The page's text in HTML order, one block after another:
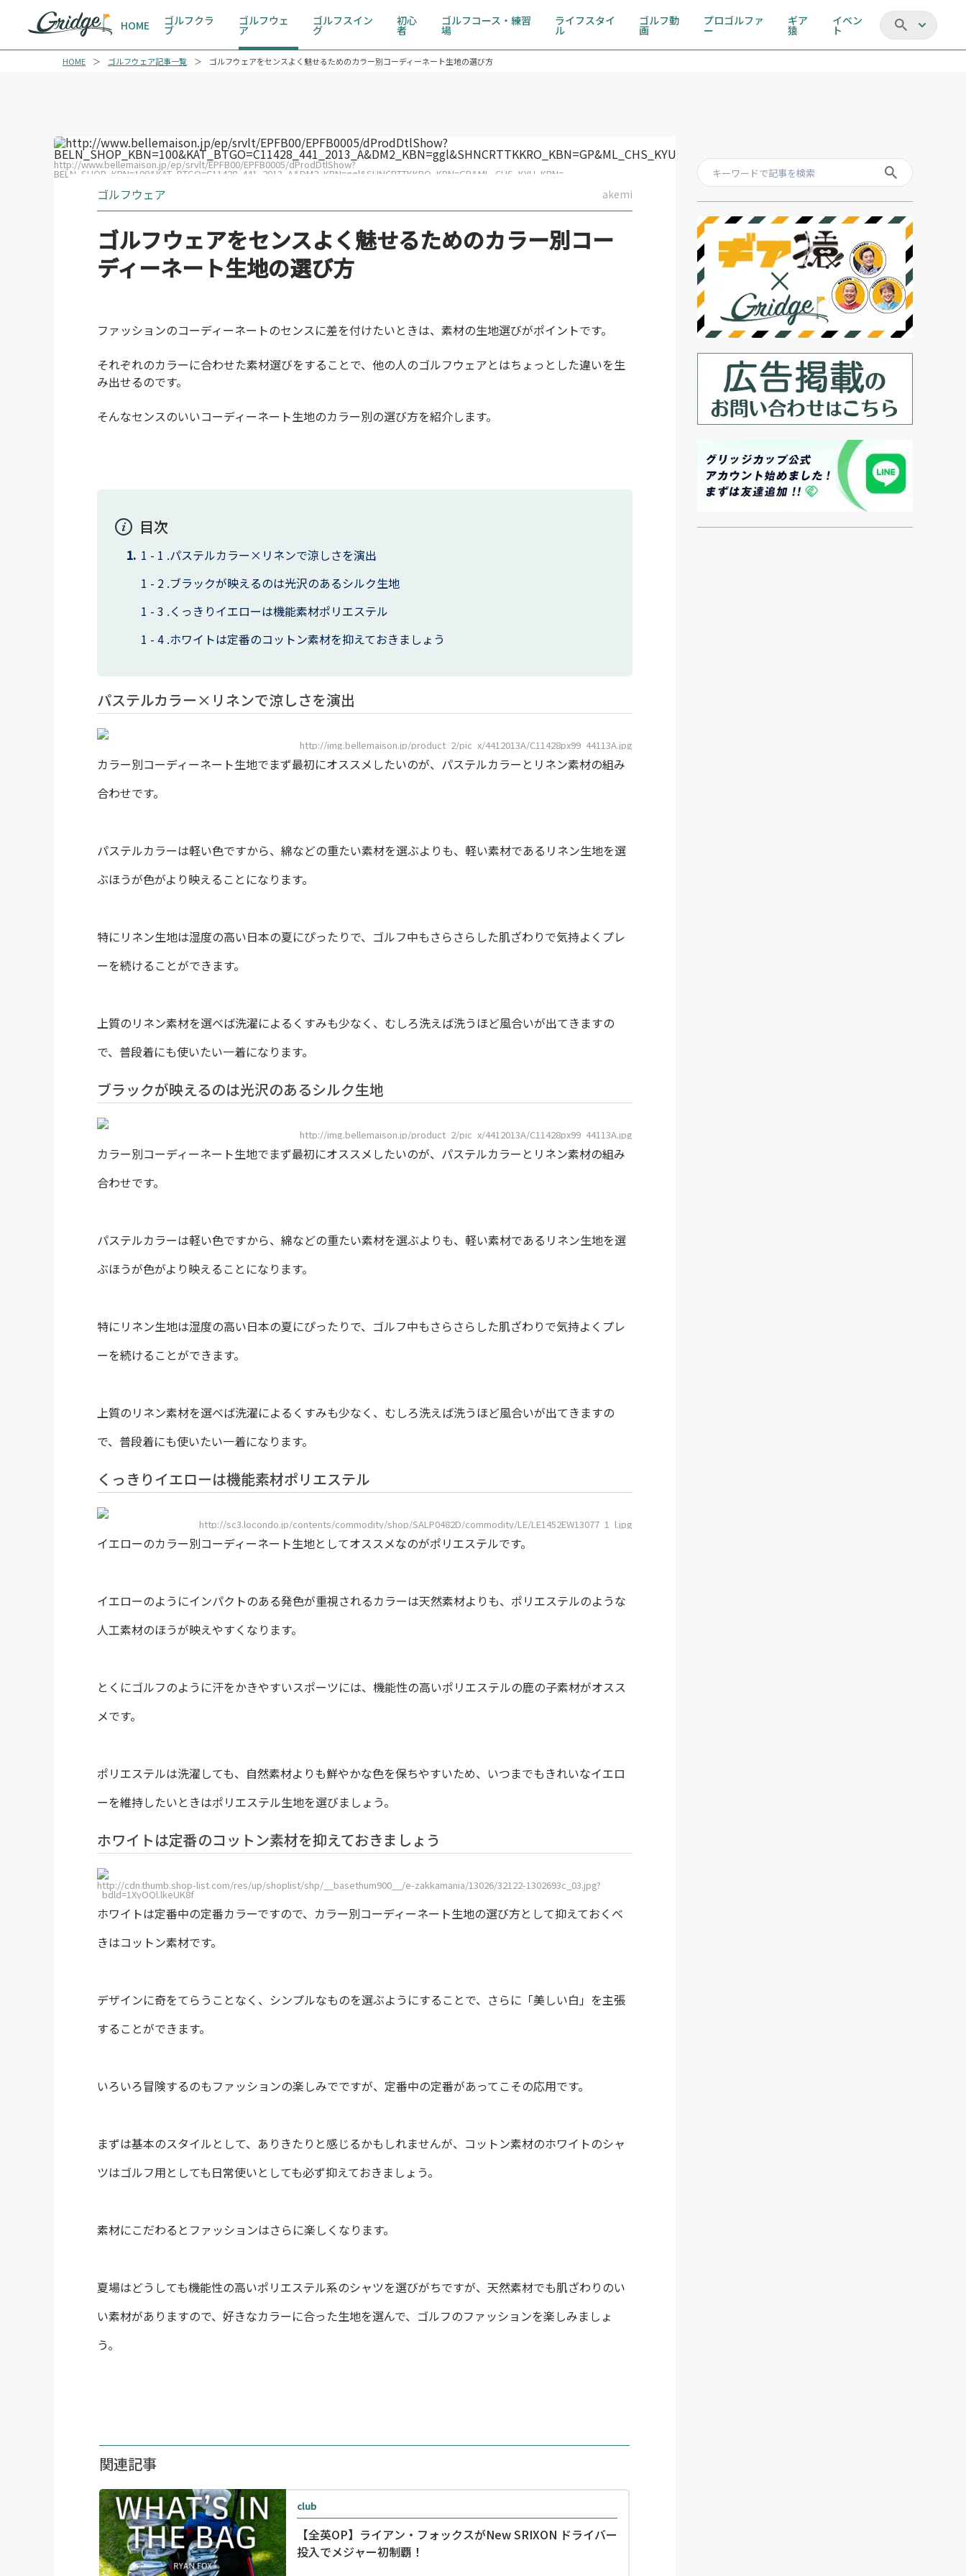
HOME ゴルフクラ
ブ
ゴルフウェ
ア
ゴルフスイン
グ
初心
者
ゴルフコース・練習
場
ライフスタイ
ル
ゴルフ動
画
プロゴルファ
ー
ギア
猿
イベン
ト
HOME ゴルフウェア記事一覧 ゴルフウェアをセンスよく魅せるためのカラー別コーディーネート生地の選び方
http://www.bellemaison.jp/ep/srvlt/EPFB00/EPFB0005/dProdDtlShow?
BELN_SHOP_KBN=100&KAT_BTGO=C11428_441_2013_A&DM2_KBN=ggl&SHNCRTTKKRO_KBN=GP&ML_CHS_KYU_KBN=
ゴルフウェア akemi
ゴルフウェアをセンスよく魅せるためのカラー別コー
ディーネート生地の選び方
ファッションのコーディーネートのセンスに差を付けたいときは、素材の生地選びがポイントです。
それぞれのカラーに合わせた素材選びをすることで、他の人のゴルフウェアとはちょっとした違いを生
み出せるのです。
そんなセンスのいいコーディーネート生地のカラー別の選び方を紹介します。
目次
パステルカラー×リネンで涼しさを演出
ブラックが映えるのは光沢のあるシルク生地
くっきりイエローは機能素材ポリエステル
ホワイトは定番のコットン素材を抑えておきましょう
パステルカラー×リネンで涼しさを演出
http://img.bellemaison.jp/product_2/pic_x/4412013A/C11428px99_44113A.jpg
カラー別コーディーネート生地でまず最初にオススメしたいのが、パステルカラーとリネン素材の組み
合わせです。
パステルカラーは軽い色ですから、綿などの重たい素材を選ぶよりも、軽い素材であるリネン生地を選
ぶほうが色がより映えることになります。
特にリネン生地は湿度の高い日本の夏にぴったりで、ゴルフ中もさらさらした肌ざわりで気持よくプレ
ーを続けることができます。
上質のリネン素材を選べば洗濯によるくすみも少なく、むしろ洗えば洗うほど風合いが出てきますの
で、普段着にも使いたい一着になります。
ブラックが映えるのは光沢のあるシルク生地
http://img.bellemaison.jp/product_2/pic_x/4412013A/C11428px99_44113A.jpg
カラー別コーディーネート生地でまず最初にオススメしたいのが、パステルカラーとリネン素材の組み
合わせです。
パステルカラーは軽い色ですから、綿などの重たい素材を選ぶよりも、軽い素材であるリネン生地を選
ぶほうが色がより映えることになります。
特にリネン生地は湿度の高い日本の夏にぴったりで、ゴルフ中もさらさらした肌ざわりで気持よくプレ
ーを続けることができます。
上質のリネン素材を選べば洗濯によるくすみも少なく、むしろ洗えば洗うほど風合いが出てきますの
で、普段着にも使いたい一着になります。
くっきりイエローは機能素材ポリエステル
http://sc3.locondo.jp/contents/commodity/shop/SALP0482D/commodity/LE/LE1452EW13077_1_l.jpg
イエローのカラー別コーディーネート生地としてオススメなのがポリエステルです。
イエローのようにインパクトのある発色が重視されるカラーは天然素材よりも、ポリエステルのような
人工素材のほうが映えやすくなります。
とくにゴルフのように汗をかきやすいスポーツには、機能性の高いポリエステルの鹿の子素材がオスス
メです。
ポリエステルは洗濯しても、自然素材よりも鮮やかな色を保ちやすいため、いつまでもきれいなイエロ
ーを維持したいときはポリエステル生地を選びましょう。
ホワイトは定番のコットン素材を抑えておきましょう
http://cdn.thumb.shop-list.com/res/up/shoplist/shp/__basethum900__/e-zakkamania/13026/32122-1302693c_03.jpg?
_bdld=1XyOQl.lkeUK8f
ホワイトは定番中の定番カラーですので、カラー別コーディーネート生地の選び方として抑えておくべ
きはコットン素材です。
デザインに奇をてらうことなく、シンプルなものを選ぶようにすることで、さらに「美しい白」を主張
することができます。
いろいろ冒険するのもファッションの楽しみでですが、定番中の定番があってこその応用です。
まずは基本のスタイルとして、ありきたりと感じるかもしれませんが、コットン素材のホワイトのシャ
ツはゴルフ用としても日常使いとしても必ず抑えておきましょう。
素材にこだわるとファッションはさらに楽しくなります。
夏場はどうしても機能性の高いポリエステル系のシャツを選びがちですが、天然素材でも肌ざわりのい
い素材がありますので、好きなカラーに合った生地を選んで、ゴルフのファッションを楽しみましょ
う。
関連記事
club
【全英OP】ライアン・フォックスがNew SRIXON ドライバー
投入でメジャー初制覇！